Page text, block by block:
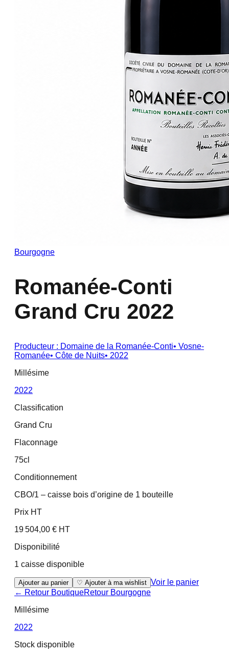
Bourgogne
Romanée-Conti
Grand Cru 2022
Producteur : Domaine de la Romanée-Conti• Vosne-
Romanée• Côte de Nuits• 2022
Millésime
2022
Classification
Grand Cru
Flaconnage
75cl
Conditionnement
CBO/1 – caisse bois d’origine de 1 bouteille
Prix HT
19 504,00 € HT
Disponibilité
1 caisse disponible
Ajouter au panier ♡ Ajouter à ma wishlist Voir le panier
← Retour BoutiqueRetour Bourgogne
Millésime
2022
Stock disponible